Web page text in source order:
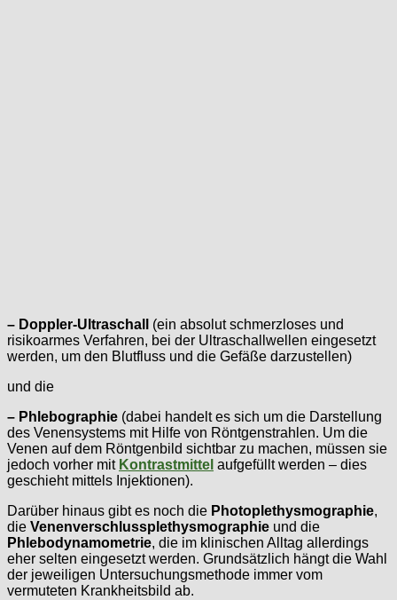
– Doppler-Ultraschall
(ein absolut schmerzloses und
risikoarmes Verfahren, bei der Ultraschallwellen eingesetzt
werden, um den Blutfluss und die Gefäße darzustellen)
und die
– Phlebographie (dabei handelt es sich um die Darstellung
des Venensystems mit Hilfe von Röntgenstrahlen. Um die
Venen auf dem Röntgenbild sichtbar zu machen, müssen sie
jedoch vorher mit Kontrastmittel aufgefüllt werden – dies
geschieht mittels Injektionen).
Darüber hinaus gibt es noch die Photoplethysmographie,
die Venenverschlussplethysmographie und die
Phlebodynamometrie, die im klinischen Alltag allerdings
eher selten eingesetzt werden. Grundsätzlich hängt die Wahl
der jeweiligen Untersuchungsmethode immer vom
vermuteten Krankheitsbild ab.